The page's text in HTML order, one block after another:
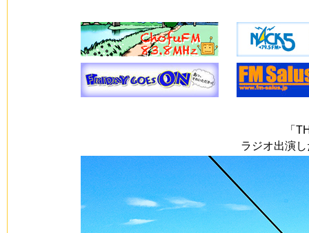
「
ラジオ出演